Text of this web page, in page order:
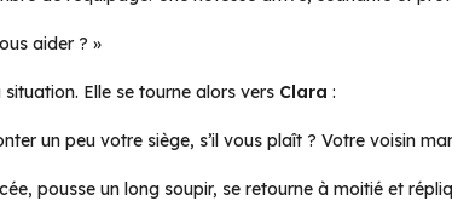
aider ? »
Elle se tourne alors vers Clara :
un peu votre siège, s’il vous plaît ? Votre voisin
pousse un long soupir, se retourne à moitié et